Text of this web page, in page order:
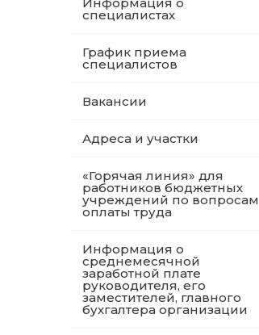
специалистах
График приема
специалистов
Вакансии
Адреса и участки
«Горячая линия» для
работников бюджетных
учреждений по вопросам
оплаты труда
Информация о
среднемесячной
заработной плате
руководителя, его
заместителей, главного
бухгалтера организации